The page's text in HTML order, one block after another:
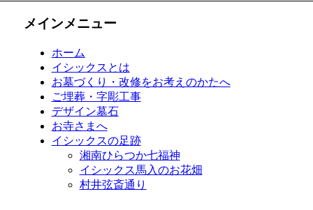
メインメニュー
ホーム
イシックスとは
お墓づくり・改修をお考えのかたへ
ご埋葬・字彫工事
デザイン墓石
お寺さまへ
イシックスの足跡
湘南ひらつか七福神
イシックス馬入のお花畑
村井弦斎通り